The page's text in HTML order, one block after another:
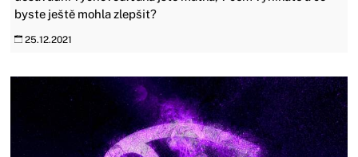
byste ještě mohla zlepšit?
25.12.2021